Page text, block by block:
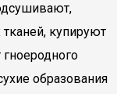
купируют
образования